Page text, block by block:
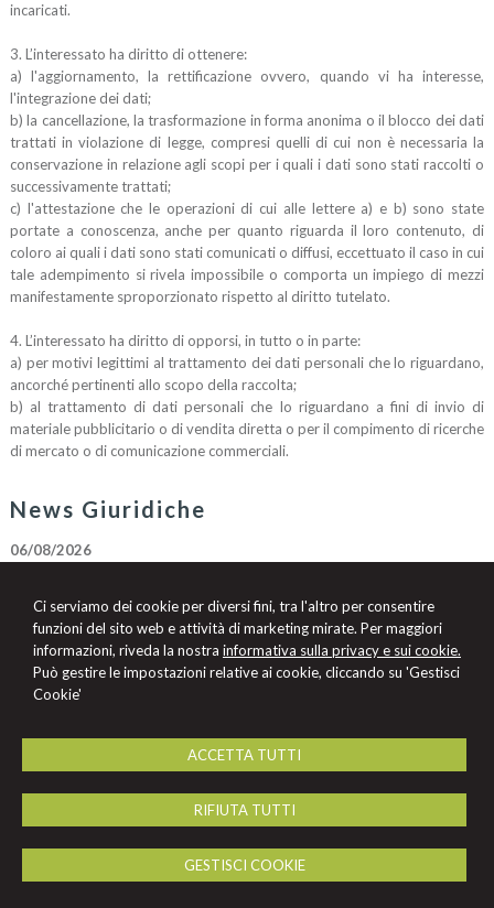
Ci serviamo dei cookie per diversi fini, tra l'altro per consentire
funzioni del sito web e attività di marketing mirate. Per maggiori
informazioni, riveda la nostra informativa sulla privacy e sui cookie.
Può gestire le impostazioni relative ai cookie, cliccando su 'Gestisci
Cookie'
ACCETTA TUTTI
RIFIUTA TUTTI
GESTISCI COOKIE
incaricati.
3. L’interessato ha diritto di ottenere:
a) l'aggiornamento, la rettificazione ovvero, quando vi ha interesse,
l'integrazione dei dati;
b) la cancellazione, la trasformazione in forma anonima o il blocco dei dati
trattati in violazione di legge, compresi quelli di cui non è necessaria la
conservazione in relazione agli scopi per i quali i dati sono stati raccolti o
successivamente trattati;
c) l'attestazione che le operazioni di cui alle lettere a) e b) sono state
portate a conoscenza, anche per quanto riguarda il loro contenuto, di
coloro ai quali i dati sono stati comunicati o diffusi, eccettuato il caso in cui
tale adempimento si rivela impossibile o comporta un impiego di mezzi
manifestamente sproporzionato rispetto al diritto tutelato.
4. L’interessato ha diritto di opporsi, in tutto o in parte:
a) per motivi legittimi al trattamento dei dati personali che lo riguardano,
ancorché pertinenti allo scopo della raccolta;
b) al trattamento di dati personali che lo riguardano a fini di invio di
materiale pubblicitario o di vendita diretta o per il compimento di ricerche
di mercato o di comunicazione commerciali.
News Giuridiche
06/08/2026
06/08/2026
L’assicurazione del condominio è impegnata nei limiti stabiliti dalla polizza
06/08/2026
Accesso a immagini di videosorveglianza e privacy: la necessità di una
Avv. Francesca Ravagnan
Studio Legale Avv. Francesca Ravagnan
Via Mascheraio n. 12 -Ferrara44121,FE
0532.242112